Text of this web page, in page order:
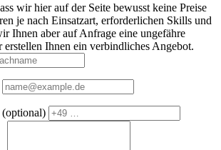
wir hier auf der Seite bewusst keine Preise
je nach Einsatzart, erforderlichen Skills und
Ihnen aber auf Anfrage eine ungefähre
erstellen Ihnen ein verbindliches Angebot.
(optional)